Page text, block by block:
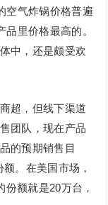
空气炸锅价格普遍
里价格最高的。
中，还是颇受欢
超，但线下渠道
团队，现在产品
的预期销售目
。在美国市场，
额就是20万台，